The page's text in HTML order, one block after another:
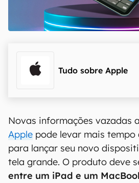
Tudo sobre Apple
Novas informações vazadas
Apple pode levar mais
para lançar seu novo
tela grande. O produto deve
entre um iPad e um